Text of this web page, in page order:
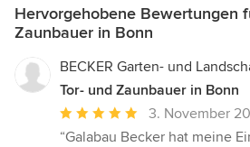
Hervorgehobene Bewertungen
Zaunbauer in Bonn
BECKER Garten- und
Tor- und Zaunbauer in Bonn
Durchschnittliche
Bewertung:
3. November
“Galabau Becker hat meine